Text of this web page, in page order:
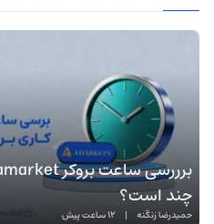
چند است؟
حمیدرضا زنگنه | 12 ساعت پیش